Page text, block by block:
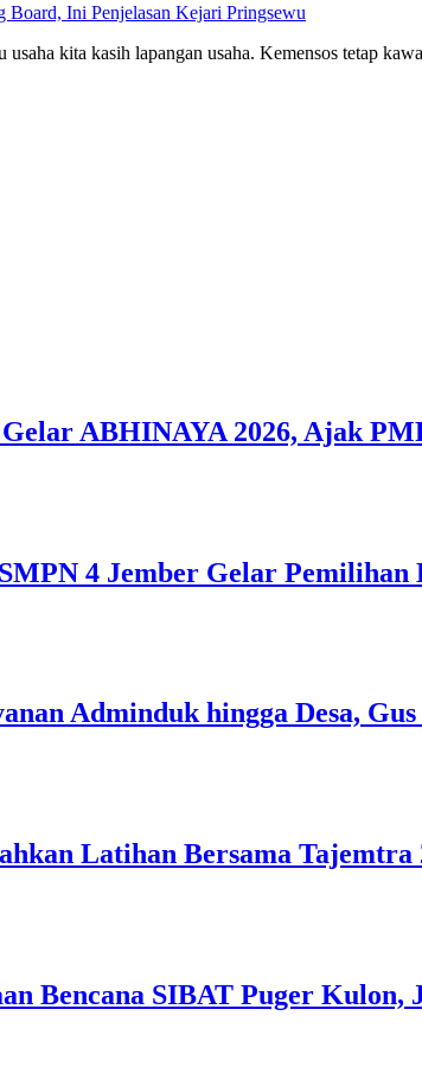
Ini Penjelasan Kejari Pringsewu
kita kasih lapangan usaha. Kemensos tetap
ABHINAYA 2026, Ajak
4 Jember Gelar
Adminduk hingga Desa,
Latihan Bersama Tajemtra
Bencana SIBAT Puger Kulon,